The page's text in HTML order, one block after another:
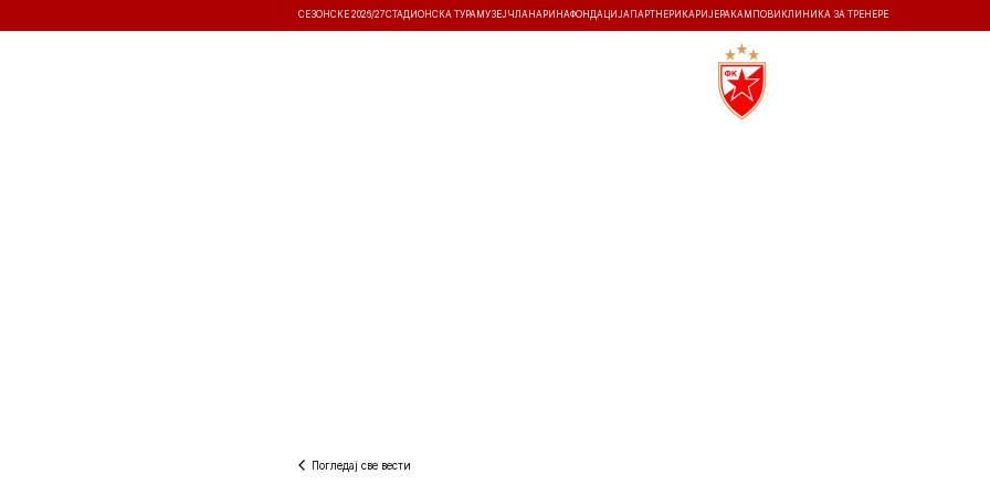
СЕЗОНСКЕ 2026/27СТАДИОНСКА ТУРА МУЗЕЈ ЧЛАНАРИНАФОНДАЦИЈА ПАРТНЕРИ КАРИЈЕРА КАМПОВИ КЛИНИКА ЗА ТРЕНЕРЕ
Погледај све вести